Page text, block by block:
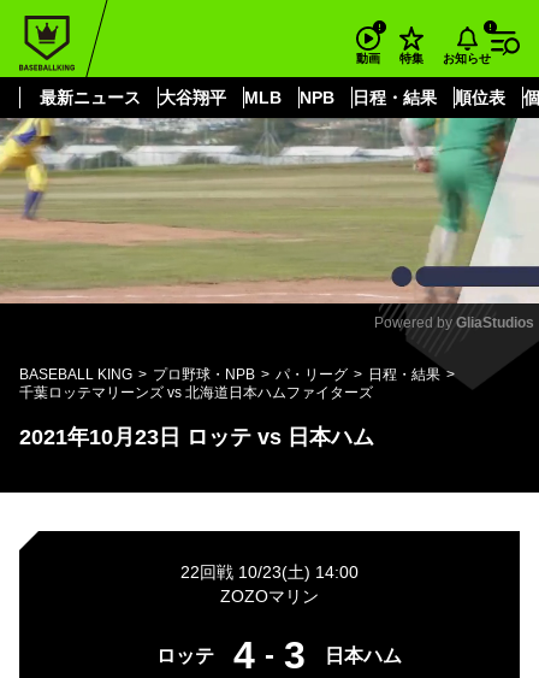
動画 特集 お知らせ
最新ニュース 大谷翔平 MLB NPB 日程・結果 順位表
もっと見る
Mute
Powered by GliaStudios
BASEBALL KING プロ野球・NPB パ・リーグ
日程・結果
千葉ロッテマリーンズ vs 北海道日本ハムファイターズ
2021年10月23日 ロッテ vs 日本ハム
22回戦 10/23(土) 14:00
ZOZOマリン
ロッテ 4 - 3 日本ハム